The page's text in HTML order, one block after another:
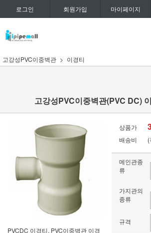
로그인 회원가입 마이페이지
고강성PVC이중벽관 이경티
고강성PVC이중벽관(PVC DC)
PVCDC 이경티, PVC이중벽관 이경
상품가
배송비
메인관종
류
가지관의
종류
규격